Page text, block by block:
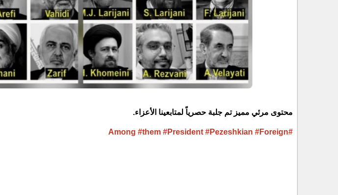
محتوى مرئي مميز تم جلبة حصرياً لمتابعينا الأعزاء.
#Among
#them #President #Pezeshkian #Foreign